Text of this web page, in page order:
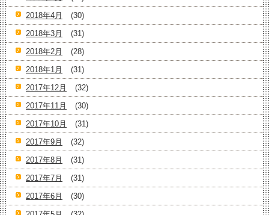
2018年4月
(30)
2018年3月
(31)
2018年2月
(28)
2018年1月
(31)
2017年12月
(32)
2017年11月
(30)
2017年10月
(31)
2017年9月
(32)
2017年8月
(31)
2017年7月
(31)
2017年6月
(30)